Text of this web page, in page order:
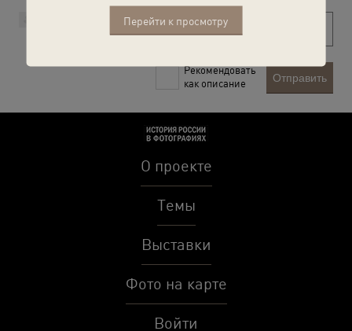
Перейти к просмотру
Рекомендовать
как описание
Отправить
О проекте
Темы
Выставки
Фото на карте
Войти